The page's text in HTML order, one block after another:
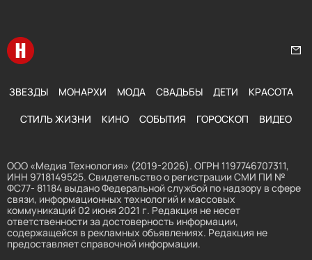
Перейти на главную
ЗВЕЗДЫ МОНАРХИ МОДА СВАДЬБЫ ДЕТИ КРАСОТА
СТИЛЬ ЖИЗНИ КИНО СОБЫТИЯ ГОРОСКОП ВИДЕО
ООО «Медиа Технология» (2019-2026). ОГРН 1197746707311,
ИНН 9718149525. Свидетельство о регистрации СМИ ПИ №
ФС77- 81184 выдано Федеральной службой по надзору в сфере
связи, информационных технологий и массовых
коммуникаций 02 июня 2021 г. Редакция не несет
ответственности за достоверность информации,
содержащейся в рекламных объявлениях. Редакция не
предоставляет справочной информации.